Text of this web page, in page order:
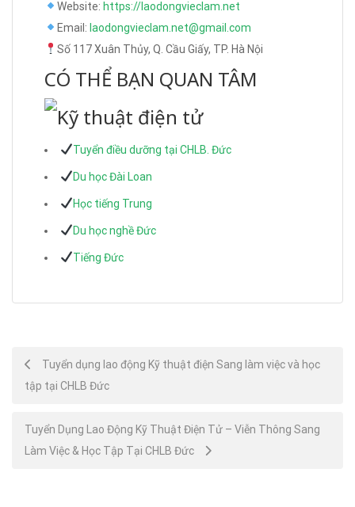
Website: https://laodongvieclam.net
Email: laodongvieclam.net@gmail.com
Số 117 Xuân Thủy, Q. Cầu Giấy, TP. Hà Nội
CÓ THỂ BẠN QUAN TÂM
Tuyển điều dưỡng tại CHLB. Đức
Du học Đài Loan
Học tiếng Trung
Du học nghề Đức
Tiếng Đức
Post
navigation
Tuyển dụng lao động Kỹ thuật điện Sang làm việc và học
tập tại CHLB Đức
Tuyển Dụng Lao Động Kỹ Thuật Điện Tử – Viễn Thông Sang
Làm Việc & Học Tập Tại CHLB Đức